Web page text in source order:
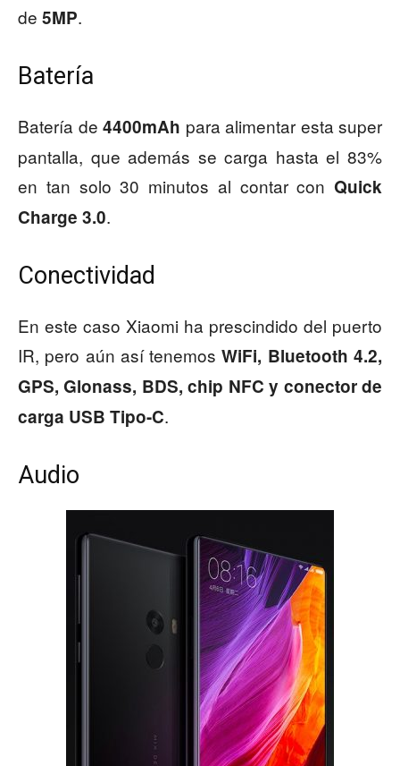
de 5MP.
Batería
Batería de 4400mAh para alimentar esta super
pantalla, que además se carga hasta el 83%
en tan solo 30 minutos al contar con Quick
Charge 3.0.
Conectividad
En este caso Xiaomi ha prescindido del puerto
IR, pero aún así tenemosWiFi, Bluetooth 4.2,
GPS, Glonass, BDS, chip NFC y conector de
carga USB Tipo-C.
Audio